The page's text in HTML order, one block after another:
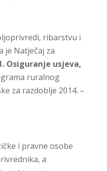
ribarstvu i
je Natječaj za
Osiguranje usjeva,
ruralnog
za razdoblje 2014. –
i pravne osobe
a